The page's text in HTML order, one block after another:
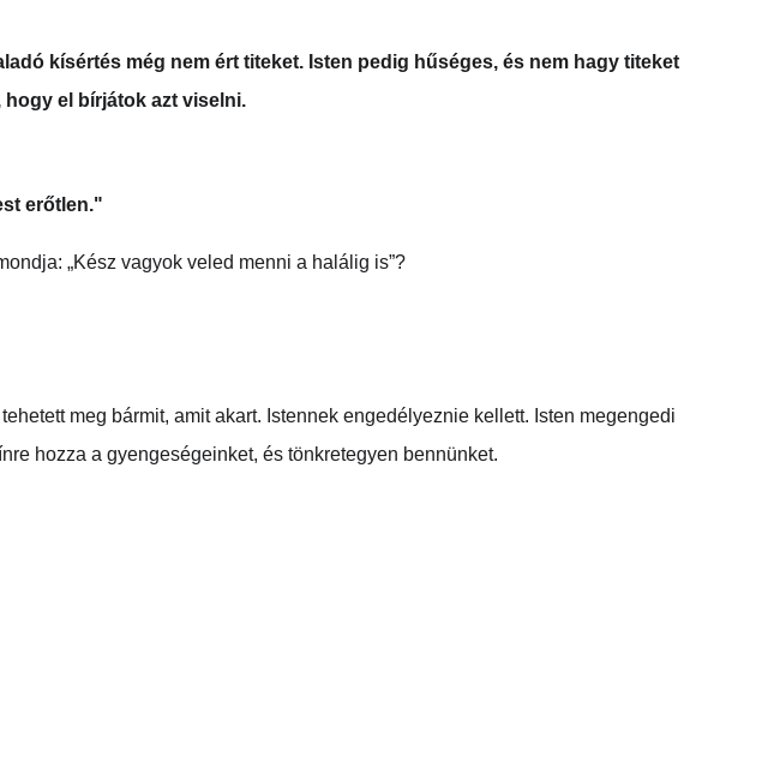
kísértés még nem ért titeket. Isten pedig hűséges, és nem hagy titeket
el bírjátok azt viselni.
erőtlen."
„Kész vagyok veled menni a halálig is”?
meg bármit, amit akart. Istennek engedélyeznie kellett. Isten megengedi
hozza a gyengeségeinket, és tönkretegyen bennünket.